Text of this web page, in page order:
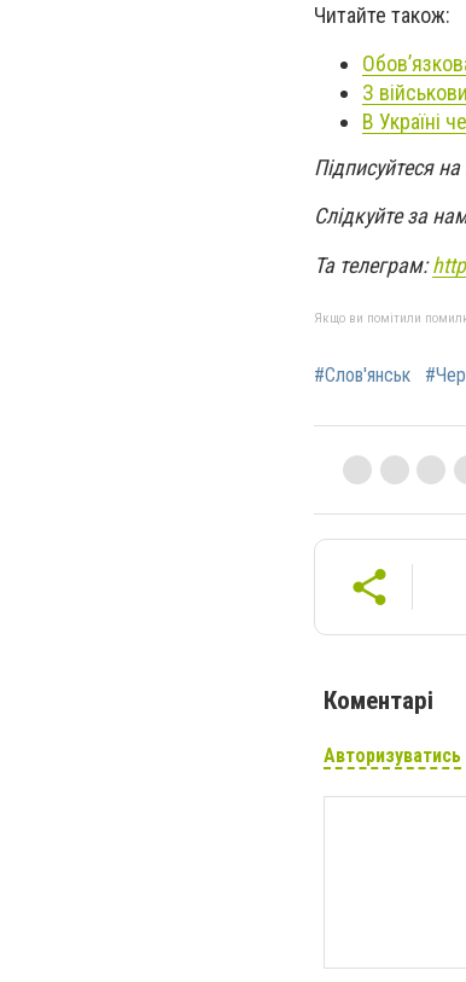
Читайте також:
З
В Україні
Підписуйтеся
Слідкуйте за
Та телеграм:
Якщо ви помітили
#Слов'янськ
Коментарі
Авторизуватись